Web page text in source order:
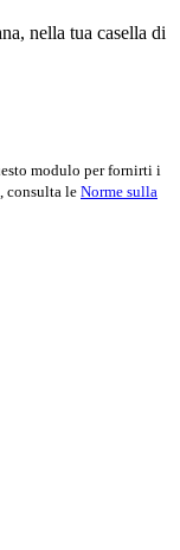
nella tua casella di
modulo per fornirti i
consulta le Norme sulla